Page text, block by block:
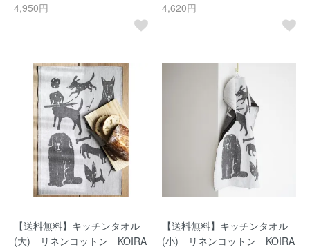
4,950円
4,620円
【送料無料】キッチンタオル
(大) リネンコットン KOIRA
【送料無料】キッチンタオル
(小) リネンコットン KOIRA